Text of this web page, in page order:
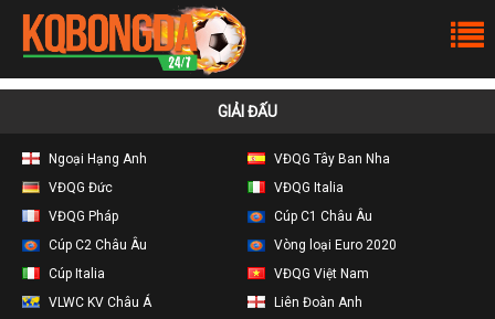
GIẢI ĐẤU
Ngoại Hạng Anh
VĐQG Tây Ban Nha
VĐQG Đức
VĐQG Italia
VĐQG Pháp
Cúp C1 Châu Âu
Cúp C2 Châu Âu
Vòng loại Euro 2020
Cúp Italia
VĐQG Việt Nam
VLWC KV Châu Á
Liên Đoàn Anh